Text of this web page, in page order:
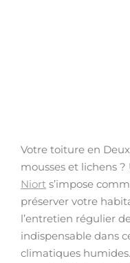
Votre toiture en
mousses et lichens ?
Niort s’impose
préserver votre
l’entretien régulier
indispensable dans
climatiques